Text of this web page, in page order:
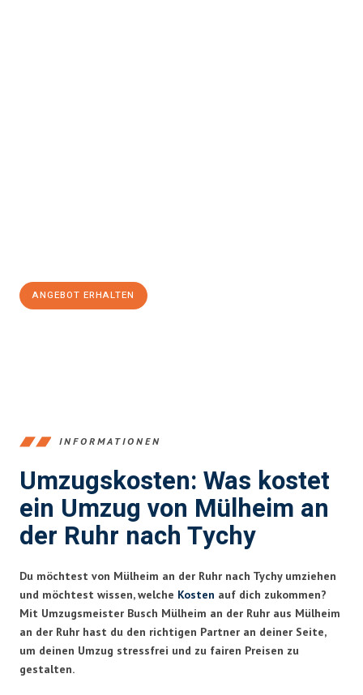
ANGEBOT ERHALTEN
INFORMATIONEN
Umzugskosten: Was kostet
ein Umzug von Mülheim an
der Ruhr nach Tychy
Du möchtest von Mülheim an der Ruhr nach Tychy umziehen
und möchtest wissen, welche Kosten auf dich zukommen?
Mit Umzugsmeister Busch Mülheim an der Ruhr aus Mülheim
an der Ruhr hast du den richtigen Partner an deiner Seite,
um deinen Umzug stressfrei und zu fairen Preisen zu
gestalten.